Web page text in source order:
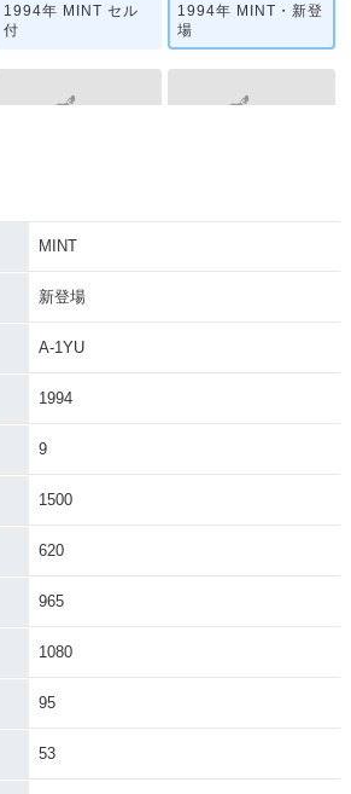
1994年 MINT セル
付
1994年 MINT・新登
場
MINT
新登場
A-1YU
1994
9
1500
620
965
1080
95
53